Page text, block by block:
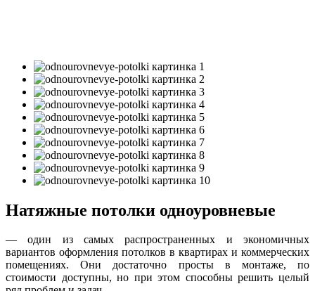
Натяжные потолки одноуровневые
— один из самых распространенных и экономичных
вариантов оформления потолков в квартирах и коммерческих
помещениях. Они достаточно просты в монтаже, по
стоимости доступны, но при этом способны решить целый